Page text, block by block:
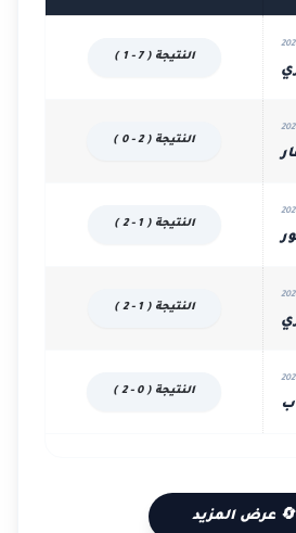
النتيجة ( 7 - 1 )
النتيجة ( 2 - 0 )
النتيجة ( 1 - 2 )
النتيجة ( 1 - 2 )
النتيجة ( 0 - 2 )
🔄 عرض المزيد